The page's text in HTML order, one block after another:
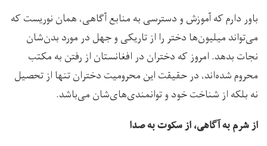
باور دارم که آموزش و دسترسی به منابع آگاهی، همان نوریست که
می‌تواند میلیون‌ها دختر را از تاریکی و جهل در مورد بدن‌شان
نجات بدهد. امروز که دختران در افغانستان از رفتن به مکتب
محروم شده‌اند، در حقیقت این محرومیت دختران تنها از تحصیل
نه بلکه از شناخت خود و توانمندی‌های‌شان می‌باشد.
از شرم به آگاهی، از سکوت به صدا